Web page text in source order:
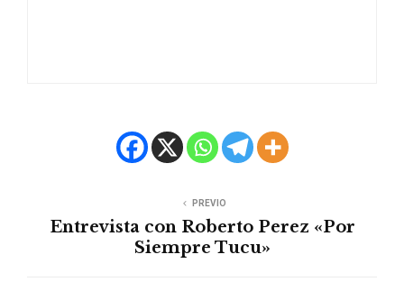
PREVIO
Entrevista con Roberto Perez «Por
Siempre Tucu»